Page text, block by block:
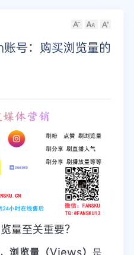
号：购买浏览量的
量至关重要？
浏览量（Views） 是